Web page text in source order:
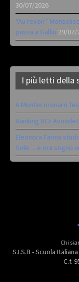
30/07/2026
“Au revoir”
passa a Gallio 29/07/
I più letti della
A Montecoronaro
Ranking UCI:
Eleonora Farina
Sole… e ora sogno
Chi
S.I.S.B - Scuola
C.f.